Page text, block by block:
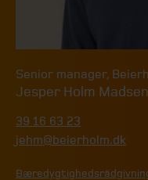
Senior manager,
Jesper Holm Madsen
39 16 63 23
jehm@beierholm.dk